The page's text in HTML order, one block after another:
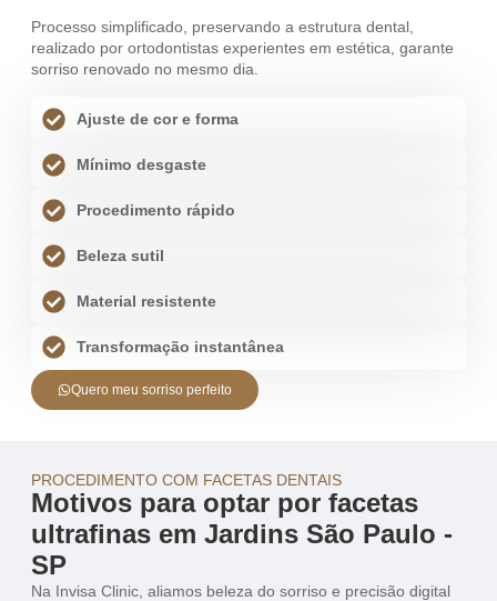
Processo simplificado, preservando a estrutura dental,
realizado por ortodontistas experientes em estética, garante
sorriso renovado no mesmo dia.
Ajuste de cor e forma
Mínimo desgaste
Procedimento rápido
Beleza sutil
Material resistente
Transformação instantânea
Quero meu sorriso perfeito
PROCEDIMENTO COM FACETAS DENTAIS
Motivos para optar por facetas
ultrafinas em Jardins São Paulo -
SP
Na Invisa Clinic, aliamos beleza do sorriso e precisão digital